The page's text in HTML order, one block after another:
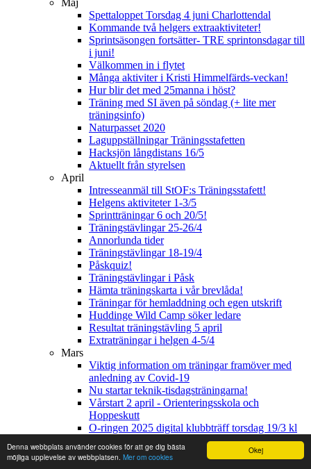
Okej
Denna webbplats använder cookies för att ge dig bästa
möjliga upplevelse av webbplatsen. Mer om cookies
Spettaloppet Torsdag 4 juni Charlottendal
Kommande två helgers extraaktiviteter!
Sprintsäsongen fortsätter- TRE sprintonsdagar till
i juni!
Välkommen in i flytet
Många aktiviter i Kristi Himmelfärds-veckan!
Hur blir det med 25manna i höst?
Träning med SI även på söndag (+ lite mer
träningsinfo)
Naturpasset 2020
Laguppställningar Träningsstafetten
Hacksjön långdistans 16/5
Aktuellt från styrelsen
April
Intresseanmäl till StOF:s Träningsstafett!
Helgens aktiviteter 1-3/5
Sprintträningar 6 och 20/5!
Träningstävlingar 25-26/4
Annorlunda tider
Träningstävlingar 18-19/4
Påskquiz!
Träningstävlingar i Påsk
Hämta träningskarta i vår brevlåda!
Träningar för hemladdning och egen utskrift
Huddinge Wild Camp söker ledare
Resultat träningstävling 5 april
Extraträningar i helgen 4-5/4
Mars
Viktig information om träningar framöver med
anledning av Covid-19
Nu startar teknik-tisdagsträningarna!
Vårstart 2 april - Orienteringsskola och
Hoppeskutt
O-ringen 2025 digital klubbträff torsdag 19/3 kl
Vårens träningar och träningstips i coronatid
Angående coronaviruset och klubbens